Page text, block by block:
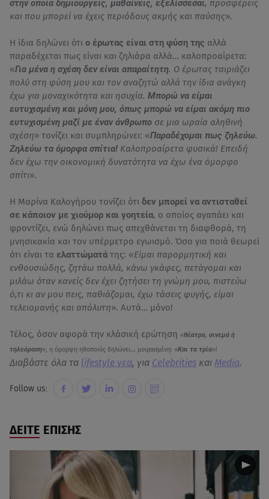
στην οποία δημιουργείς, μαθαίνεις, εξελίσσεσαι, προσφέρεις
και που μπορεί να έχεις περιόδους ακμής και παύσης».
Η ίδια δηλώνει ότι ο έρωτας είναι στη φύση της αλλά
παραδέχεται πως είναι και ζηλιάρα αλλά… καλοπροαίρετα:
«Για μένα η σχέση δεν είναι απαραίτητη. Ο έρωτας ταιριάζει
πολύ στη φύση μου και τον αναζητώ αλλά την ίδια ανάγκη
έχω για μοναχικότητα και ησυχία. Μπορώ να είμαι
ευτυχισμένη και μόνη μου, όπως μπορώ να είμαι ακόμη πιο
ευτυχισμένη μαζί με έναν άνθρωπο σε μια ωραία αληθινή
σχέση» τονίζει και συμπληρώνει: «Παραδέχομαι πως ζηλεύω.
Ζηλεύω τα όμορφα σπίτια! Καλοπροαίρετα φυσικά! Επειδή
δεν έχω την οικονομική δυνατότητα να έχω ένα όμορφο
σπίτι».
Η Μαρίνα Καλογήρου τονίζει ότι δεν μπορεί να αντισταθεί
σε κάποιον με χιούμορ και γοητεία, ο οποίος αγαπάει και
φροντίζει, ενώ δηλώνει πως απεχθάνεται τη διαφθορά, τη
μνησικακία και τον υπέρμετρο εγωισμό. Όσο για ποιά θεωρεί
ότι είναι τα ελαττώματά της: «Είμαι παρορμητική και
ενθουσιώδης, ζητάω πολλά, κάνω γκάφες, πετάγομαι και
μιλάω όταν κανείς δεν έχει ζητήσει τη γνώμη μου, πιστεύω
ό,τι κι αν μου πεις, παθιάζομαι, έχω τάσεις φυγής, είμαι
τελειομανής και απόλυτη». Αυτά… μόνο!
Τέλος, όσον αφορά την κλάσική ερώτηση «θέατρο, σινεμά ή
τηλεόραση», η όμορφη ηθοποιός δηλώνει... μοιρασμένη: «Και τα τρία»!
Διαβάστε όλα τα lifestyle νεα, για Celebrities και Media.
Follow us:
ΔΕΙΤΕ ΕΠΙΣΗΣ